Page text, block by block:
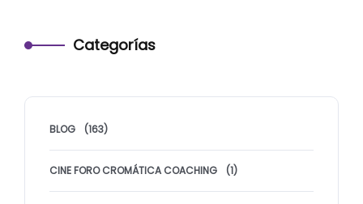
Categorías
BLOG (163)
CINE FORO CROMÁTICA COACHING (1)